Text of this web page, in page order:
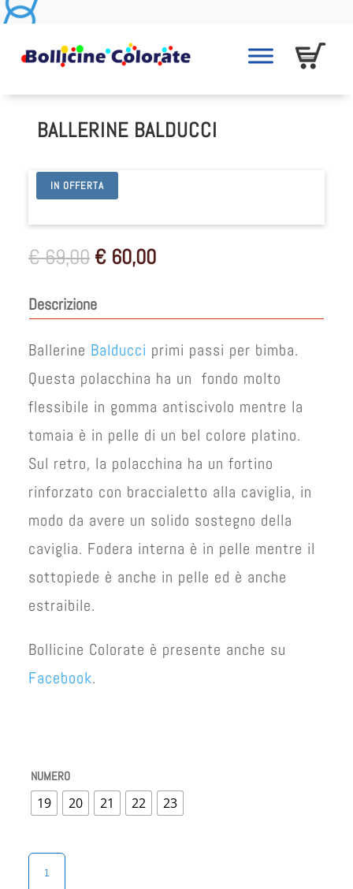
BALLERINE BALDUCCI
IN OFFERTA
€69,00 Il
prezzo
era:
€ 60,00Il
Descrizione
Ballerine Balducci primi passi per bimba.
Questa polacchina ha un fondo molto
flessibile in gomma antiscivolo mentre la
tomaia è in pelle di un bel colore platino.
Sul retro, la polacchina ha un fortino
rinforzato con braccialetto alla caviglia, in
modo da avere un solido sostegno della
caviglia. Fodera interna è in pelle mentre il
sottopiede è anche in pelle ed è anche
estraibile.
Bollicine Colorate è presente anche su
Facebook.
NUMERO
19 20 21 22 23
BALLERINE
BALDUCCI